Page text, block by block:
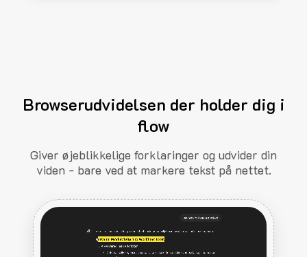
Browserudvidelsen der holder dig i
flow
Giver øjeblikkelige forklaringer og udvider din
viden - bare ved at markere tekst på nettet.